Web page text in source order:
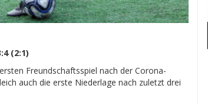
(2:1)
Freundschaftsspiel nach der Corona-
auch die erste Niederlage nach zuletzt drei